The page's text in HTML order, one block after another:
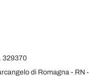
329370
di Romagna - RN -